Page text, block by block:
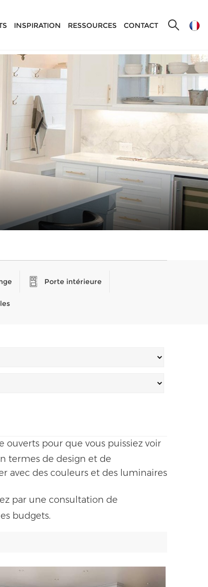
INSPIRATION RESSOURCES CONTACT
Porte intérieure
ouverts pour que vous puissiez voir
termes de design et de
avec des couleurs et des luminaires
par une consultation de
budgets.